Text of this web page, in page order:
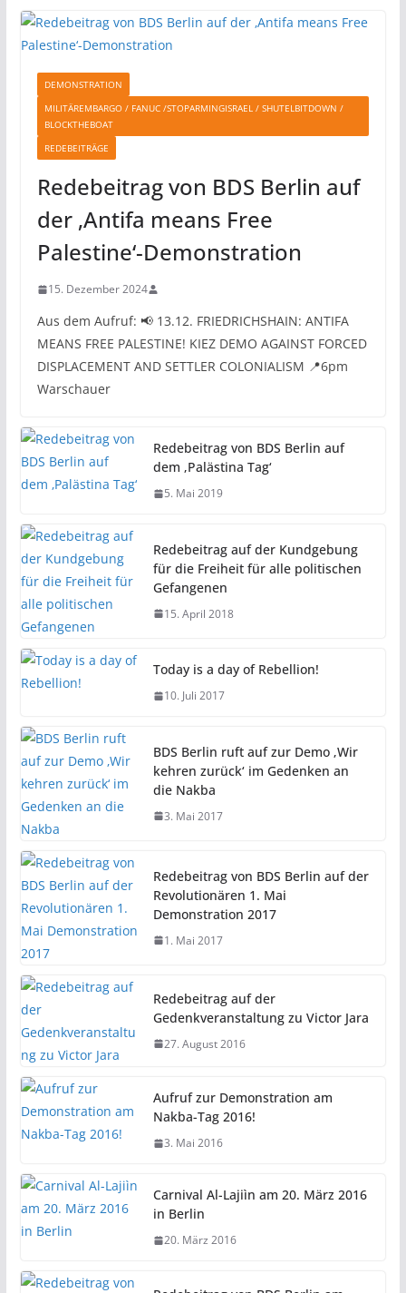
DEMONSTRATION
MILITÄREMBARGO / FANUC /STOPARMINGISRAEL / SHUTELBITDOWN /
BLOCKTHEBOAT
REDEBEITRÄGE
Redebeitrag von BDS Berlin auf
der ‚Antifa means Free
Palestine‘-Demonstration
15. Dezember 2024
Aus dem Aufruf: 📢 13.12. FRIEDRICHSHAIN: ANTIFA
MEANS FREE PALESTINE! KIEZ DEMO AGAINST FORCED
DISPLACEMENT AND SETTLER COLONIALISM 📍6pm
Warschauer
Redebeitrag von BDS Berlin auf
dem ‚Palästina Tag‘
5. Mai 2019
Redebeitrag auf der Kundgebung
für die Freiheit für alle politischen
Gefangenen
15. April 2018
Today is a day of Rebellion!
10. Juli 2017
BDS Berlin ruft auf zur Demo ‚Wir
kehren zurück‘ im Gedenken an
die Nakba
3. Mai 2017
Redebeitrag von BDS Berlin auf der
Revolutionären 1. Mai
Demonstration 2017
1. Mai 2017
Redebeitrag auf der
Gedenkveranstaltung zu Victor Jara
27. August 2016
Aufruf zur Demonstration am
Nakba-Tag 2016!
3. Mai 2016
Carnival Al-Lajiìn am 20. März 2016
in Berlin
20. März 2016